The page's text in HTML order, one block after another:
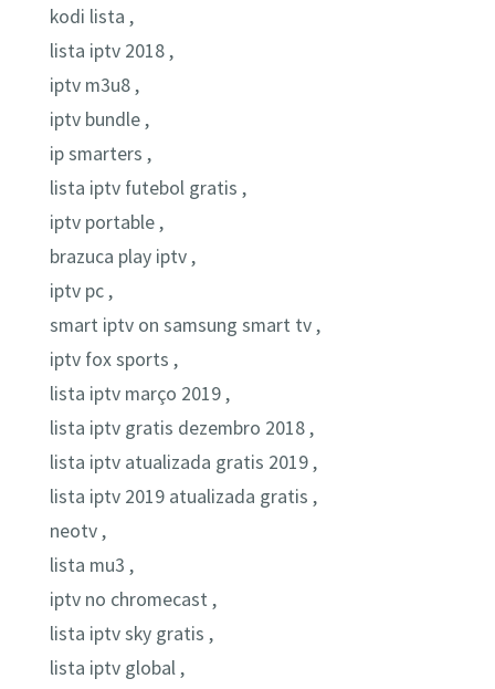
kodi lista ,
lista iptv 2018 ,
iptv m3u8 ,
iptv bundle ,
ip smarters ,
lista iptv futebol gratis ,
iptv portable ,
brazuca play iptv ,
iptv pc ,
smart iptv on samsung smart tv ,
iptv fox sports ,
lista iptv março 2019 ,
lista iptv gratis dezembro 2018 ,
lista iptv atualizada gratis 2019 ,
lista iptv 2019 atualizada gratis ,
neotv ,
lista mu3 ,
iptv no chromecast ,
lista iptv sky gratis ,
lista iptv global ,